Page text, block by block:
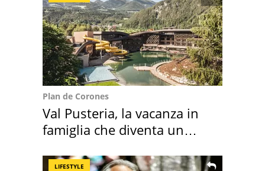
Plan de Corones
Val Pusteria, la vacanza in
famiglia che diventa un
LIFESTYLE